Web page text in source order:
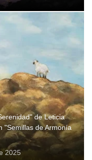
de Leticia
"Semillas de Armonía
2025